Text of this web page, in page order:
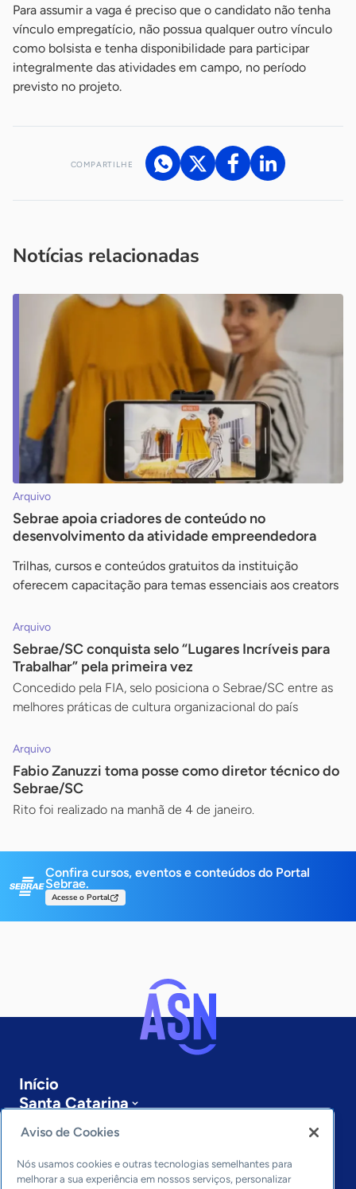
Para assumir a vaga é preciso que o candidato não tenha
vínculo empregatício, não possua qualquer outro vínculo
como bolsista e tenha disponibilidade para participar
integralmente das atividades em campo, no período
previsto no projeto.
COMPARTILHE
Notícias relacionadas
Arquivo
Sebrae apoia criadores de conteúdo no
desenvolvimento da atividade empreendedora
Trilhas, cursos e conteúdos gratuitos da instituição
oferecem capacitação para temas essenciais aos creators
Arquivo
Sebrae/SC conquista selo “Lugares Incríveis para
Trabalhar” pela primeira vez
Concedido pela FIA, selo posiciona o Sebrae/SC entre as
melhores práticas de cultura organizacional do país
Arquivo
Fabio Zanuzzi toma posse como diretor técnico do
Sebrae/SC
Rito foi realizado na manhã de 4 de janeiro.
Confira cursos, eventos e conteúdos do Portal
Sebrae.
Acesse o Portal
Início
Santa Catarina
Sobre a ASN
Últimas notícias
Entre em contato
Editorias
Aviso de Cookies
Nós usamos cookies e outras tecnologias semelhantes para
melhorar a sua experiência em nossos serviços, personalizar